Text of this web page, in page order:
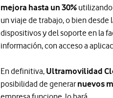
mejora hasta un 30% utilizando
un viaje de trabajo, o bien desde
dispositivos y del soporte en la
información, con acceso a
En definitiva, Ultramovilidad
posibilidad de generarnuevos